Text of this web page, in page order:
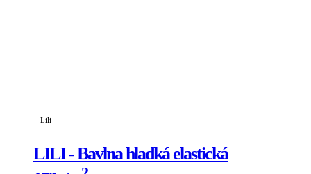
Lili
LILI - Bavlna hladká elastická